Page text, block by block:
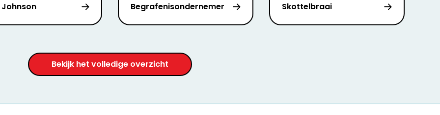
Johnson Begrafenisondernemer Skottelbraai
Bekijk het volledige overzicht